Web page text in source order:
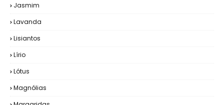
Jasmim
Lavanda
Lisiantos
Lírio
Lótus
Magnólias